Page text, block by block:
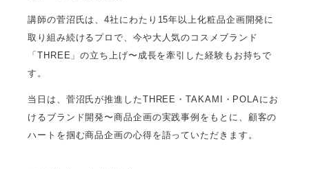
講師の菅沼氏は、4社にわたり15年以上化粧品企画開発に
取り組み続けるプロで、今や大人気のコスメブランド
「THREE」の立ち上げ〜成長を牽引した経験もお持ちで
す。
当日は、菅沼氏が推進したTHREE・TAKAMI・POLAにお
けるブランド開発〜商品企画の実践事例をもとに、顧客の
ハートを掴む商品企画の心得を語っていただきます。